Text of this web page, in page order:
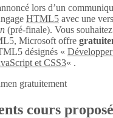
lors d’un
HTML5 avec une
(pré-finale). Vous
Microsoft offre
désignés «
et CSS3« .
gratuitement
cours